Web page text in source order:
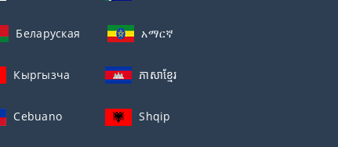
Беларуская አማርኛ
Кыргызча ភាសាខ្មែរ
Cebuano Shqip